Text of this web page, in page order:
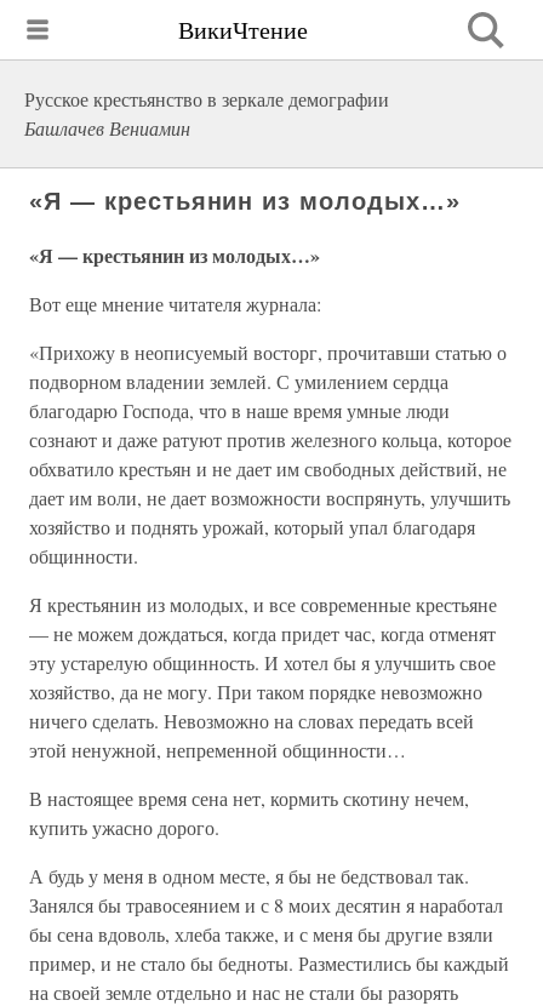
ВикиЧтение
Русское крестьянство в зеркале демографии
Башлачев Вениамин
«Я — крестьянин из молодых…»
«Я — крестьянин из молодых…»
Вот еще мнение читателя журнала:
«Прихожу в неописуемый восторг, прочитавши статью о
подворном владении землей. С умилением сердца
благодарю Господа, что в наше время умные люди
сознают и даже ратуют против железного кольца, которое
обхватило крестьян и не дает им свободных действий, не
дает им воли, не дает возможности воспрянуть, улучшить
хозяйство и поднять урожай, который упал благодаря
общинности.
Я крестьянин из молодых, и все современные крестьяне
— не можем дождаться, когда придет час, когда отменят
эту устарелую общинность. И хотел бы я улучшить свое
хозяйство, да не могу. При таком порядке невозможно
ничего сделать. Невозможно на словах передать всей
этой ненужной, непременной общинности…
В настоящее время сена нет, кормить скотину нечем,
купить ужасно дорого.
А будь у меня в одном месте, я бы не бедствовал так.
Занялся бы травосеянием и с 8 моих десятин я наработал
бы сена вдоволь, хлеба также, и с меня бы другие взяли
пример, и не стало бы бедноты. Разместились бы каждый
на своей земле отдельно и нас не стали бы разорять